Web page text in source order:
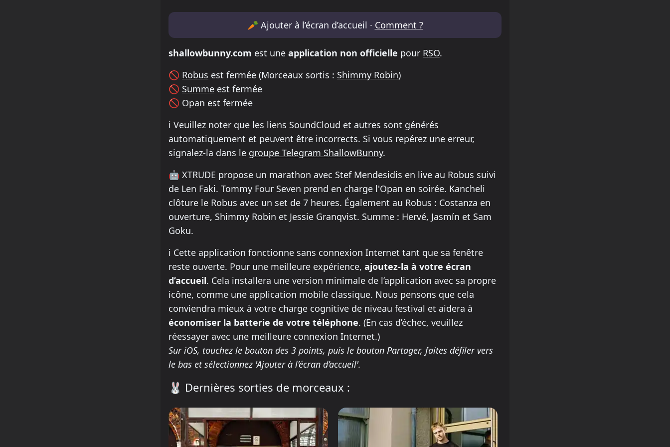
Lineup & Timetable for XTRUDE x ANTEA /RSO
🥕 Ajouter à l’écran d’accueil · Comment ?
shallowbunny.com est une application non officielle pour RSO.
🚫 Robus est fermée (Morceaux sortis : Shimmy Robin)
🚫 Summe est fermée
🚫 Opan est fermée
ℹ️ Veuillez noter que les liens SoundCloud et autres sont générés
automatiquement et peuvent être incorrects. Si vous repérez une erreur,
signalez-la dans le groupe Telegram ShallowBunny.
🤖 XTRUDE propose un marathon avec Stef Mendesidis en live au Robus suivi
de Len Faki. Tommy Four Seven prend en charge l'Opan en soirée. Kancheli
clôture le Robus avec un set de 7 heures. Également au Robus : Costanza en
ouverture, Shimmy Robin et Jessie Granqvist. Summe : Hervé, Jasmín et Sam
Goku.
how to install this app on your phone
ℹ️ Cette application fonctionne sans connexion Internet tant que sa fenêtre
reste ouverte. Pour une meilleure expérience, ajoutez-la à votre écran
d’accueil. Cela installera une version minimale de l’application avec sa propre
icône, comme une application mobile classique. Nous pensons que cela
conviendra mieux à votre charge cognitive de niveau festival et aidera à
économiser la batterie de votre téléphone. (En cas d’échec, veuillez
réessayer avec une meilleure connexion Internet.)
Sur iOS, touchez le bouton des 3 points, puis le bouton Partager, faites défiler vers
le bas et sélectionnez 'Ajouter à l’écran d’accueil'.
🐰 Dernières sorties de morceaux :